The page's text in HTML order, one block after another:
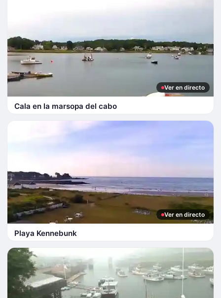
Ver en directo
Cala en la marsopa del cabo
Ver en directo
Playa Kennebunk